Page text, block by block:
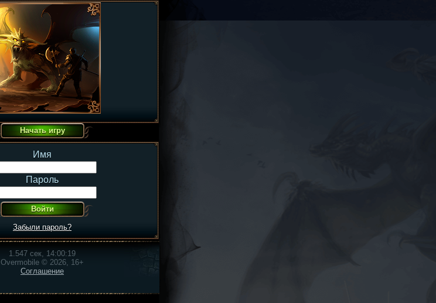
Имя
Пароль
Забыли пароль?
1.547 сек, 14:00:19
Overmobile © 2026, 16+
Соглашение